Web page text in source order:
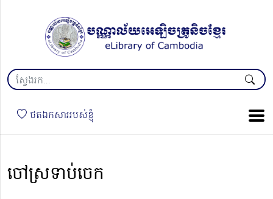
ថតឯកសាររបស់ខ្ញុំ
ចៅស្រទាប់ចេក